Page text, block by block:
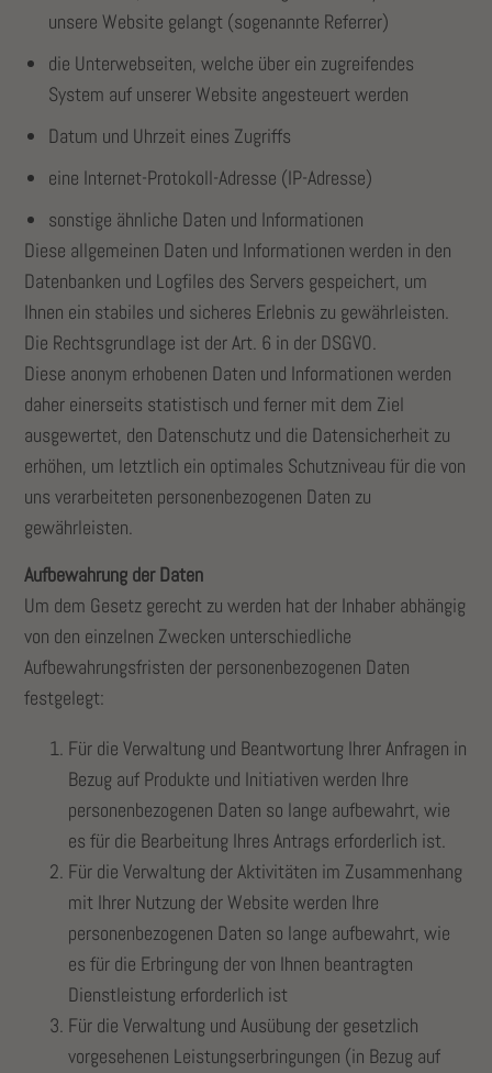
unsere Website gelangt (sogenannte Referrer)
die Unterwebseiten, welche über ein zugreifendes
System auf unserer Website angesteuert werden
Datum und Uhrzeit eines Zugriffs
eine Internet-Protokoll-Adresse (IP-Adresse)
sonstige ähnliche Daten und Informationen
Diese allgemeinen Daten und Informationen werden in den
Datenbanken und Logfiles des Servers gespeichert, um
Ihnen ein stabiles und sicheres Erlebnis zu gewährleisten.
Die Rechtsgrundlage ist der Art. 6 in der DSGVO.
Diese anonym erhobenen Daten und Informationen werden
daher einerseits statistisch und ferner mit dem Ziel
ausgewertet, den Datenschutz und die Datensicherheit zu
erhöhen, um letztlich ein optimales Schutzniveau für die von
uns verarbeiteten personenbezogenen Daten zu
gewährleisten.
Aufbewahrung der Daten
Um dem Gesetz gerecht zu werden hat der Inhaber abhängig
von den einzelnen Zwecken unterschiedliche
Aufbewahrungsfristen der personenbezogenen Daten
festgelegt:
Für die Verwaltung und Beantwortung Ihrer Anfragen in
Bezug auf Produkte und Initiativen werden Ihre
personenbezogenen Daten so lange aufbewahrt, wie
es für die Bearbeitung Ihres Antrags erforderlich ist.
Für die Verwaltung der Aktivitäten im Zusammenhang
mit Ihrer Nutzung der Website werden Ihre
personenbezogenen Daten so lange aufbewahrt, wie
es für die Erbringung der von Ihnen beantragten
Dienstleistung erforderlich ist
Für die Verwaltung und Ausübung der gesetzlich
vorgesehenen Leistungserbringungen (in Bezug auf